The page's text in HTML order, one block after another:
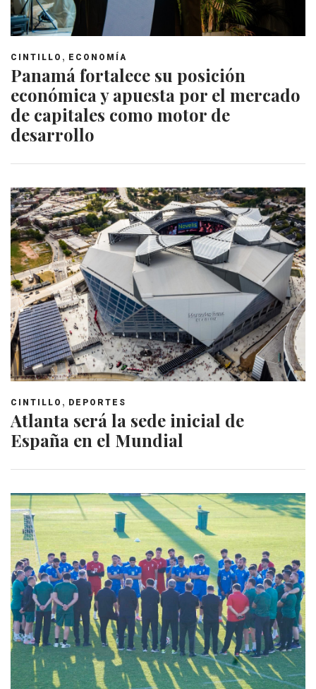
CINTILLO , ECONOMÍA
Panamá fortalece su posición
económica y apuesta por el mercado
de capitales como motor de
desarrollo
CINTILLO , DEPORTES
Atlanta será la sede inicial de
España en el Mundial